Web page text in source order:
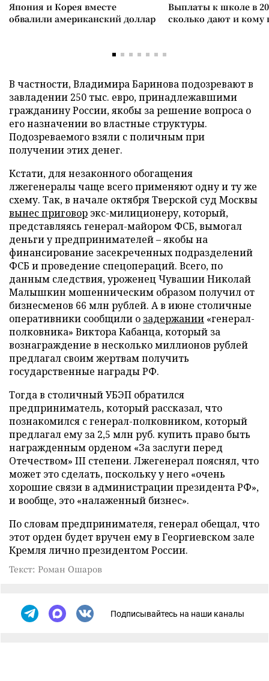
Япония и Корея вместе
обвалили американский доллар
Выплаты к школе в
сколько дают и
В частности, Владимира Баринова подозревают в
завладении 250 тыс. евро, принадлежавшими
гражданину России, якобы за решение вопроса о
его назначении во властные структуры.
Подозреваемого взяли с поличным при
получении этих денег.
Кстати, для незаконного обогащения
лжегенералы чаще всего применяют одну и ту же
схему. Так, в начале октября Тверской суд Москвы
вынес приговор экс-милиционеру, который,
представляясь генерал-майором ФСБ, вымогал
деньги у предпринимателей – якобы на
финансирование засекреченных подразделений
ФСБ и проведение спецопераций. Всего, по
данным следствия, уроженец Чувашии Николай
Малышкин мошенническим образом получил от
бизнесменов 66 млн рублей. А в июне столичные
оперативники сообщили о задержании «генерал-
полковника» Виктора Кабанца, который за
вознаграждение в несколько миллионов рублей
предлагал своим жертвам получить
государственные награды РФ.
Тогда в столичный УБЭП обратился
предприниматель, который рассказал, что
познакомился с генерал-полковником, который
предлагал ему за 2,5 млн руб. купить право быть
награжденным орденом «За заслуги перед
Отечеством» III степени. Лжегенерал пояснял, что
может это сделать, поскольку у него «очень
хорошие связи в администрации президента РФ»,
и вообще, это «налаженный бизнес».
По словам предпринимателя, генерал обещал, что
этот орден будет вручен ему в Георгиевском зале
Кремля лично президентом России.
Текст: Роман Ошаров
Подписывайтесь на наши каналы